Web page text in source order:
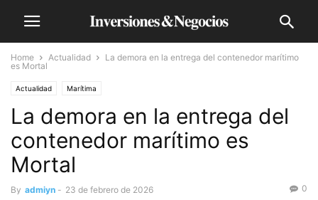
Home Actualidad
La demora en la entrega del contenedor marítimo
es Mortal
Actualidad Marítima
La demora en la entrega del
contenedor marítimo es
Mortal
By admiyn - 23 de febrero de 2026 0